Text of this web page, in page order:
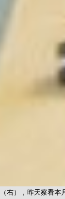
右），昨天察看本